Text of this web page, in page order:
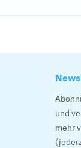
und
mehr